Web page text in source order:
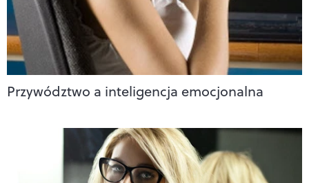
Przywództwo a inteligencja emocjonalna